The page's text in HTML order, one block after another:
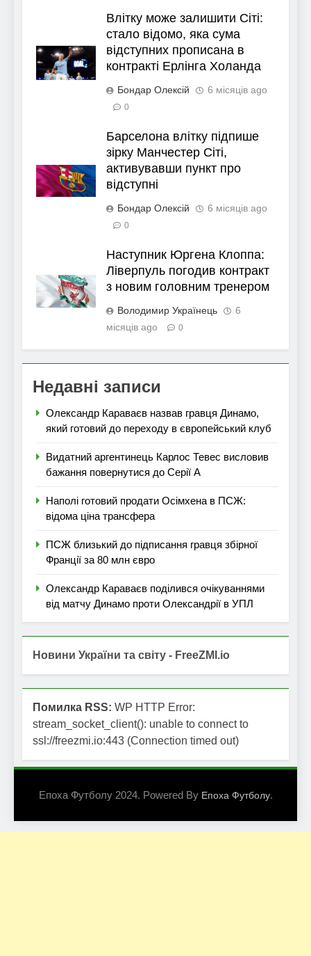
Влітку може залишити Сіті:
стало відомо, яка сума
відступних прописана в
контракті Ерлінга Холанда
Бондар Олексій 6 місяців ago
0
Барселона влітку підпише
зірку Манчестер Сіті,
активувавши пункт про
відступні
Бондар Олексій 6 місяців ago
0
Наступник Юргена Клоппа:
Ліверпуль погодив контракт
з новим головним тренером
Володимир Українець
6
місяців ago
0
Недавні записи
Олександр Караваєв назвав гравця Динамо,
який готовий до переходу в європейський клуб
Видатний аргентинець Карлос Тевес висловив
бажання повернутися до Серії А
Наполі готовий продати Осімхена в ПСЖ:
відома ціна трансфера
ПСЖ близький до підписання гравця збірної
Франції за 80 млн євро
Олександр Караваєв поділився очікуваннями
від матчу Динамо проти Олександрії в УПЛ
Новини України та світу - FreeZMI.io
Помилка RSS: WP HTTP Error:
stream_socket_client(): unable to connect to
ssl://freezmi.io:443 (Connection timed out)
Епоха Футболу 2024. Powered By Епоха Футболу.